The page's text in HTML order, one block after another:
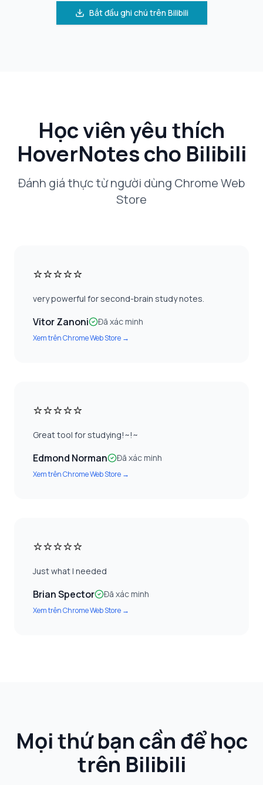
Bắt đầu ghi chú trên Bilibili
Học viên yêu thích
HoverNotes cho Bilibili
Đánh giá thực từ người dùng Chrome Web
Store
⭐⭐⭐⭐⭐
very powerful for second-brain study notes.
Vitor Zanoni Đã xác minh
Xem trênChrome Web Store →
⭐⭐⭐⭐⭐
Great tool for studying!~!~
Edmond Norman Đã xác minh
Xem trênChrome Web Store →
⭐⭐⭐⭐⭐
Just what I needed
Brian Spector Đã xác minh
Xem trênChrome Web Store →
Mọi thứ bạn cần để học
trên Bilibili